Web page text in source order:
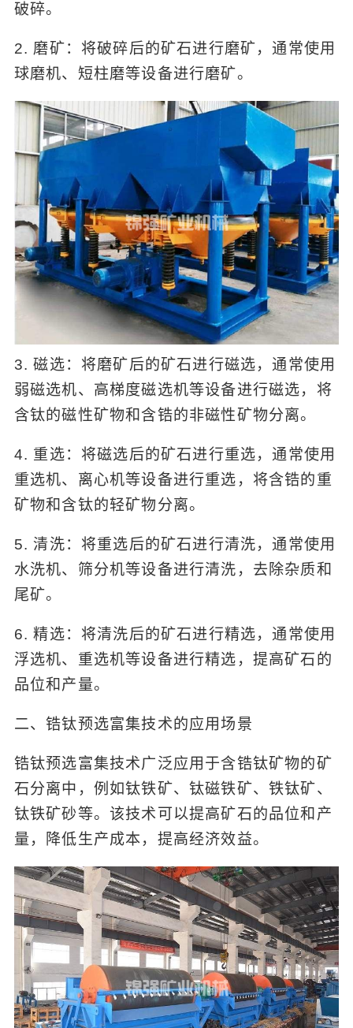
破碎。
2. 磨矿：将破碎后的矿石进行磨矿，通常使用
球磨机、短柱磨等设备进行磨矿。
3. 磁选：将磨矿后的矿石进行磁选，通常使用
弱磁选机、高梯度磁选机等设备进行磁选，将
含钛的磁性矿物和含锆的非磁性矿物分离。
4. 重选：将磁选后的矿石进行重选，通常使用
重选机、离心机等设备进行重选，将含锆的重
矿物和含钛的轻矿物分离。
5. 清洗：将重选后的矿石进行清洗，通常使用
水洗机、筛分机等设备进行清洗，去除杂质和
尾矿。
6. 精选：将清洗后的矿石进行精选，通常使用
浮选机、重选机等设备进行精选，提高矿石的
品位和产量。
二、锆钛预选富集技术的应用场景
锆钛预选富集技术广泛应用于含锆钛矿物的矿
石分离中，例如钛铁矿、钛磁铁矿、铁钛矿、
钛铁矿砂等。该技术可以提高矿石的品位和产
量，降低生产成本，提高经济效益。